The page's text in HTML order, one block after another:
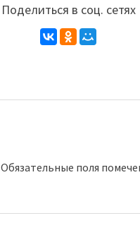
Поделиться в соц. сетях
Обязательные поля